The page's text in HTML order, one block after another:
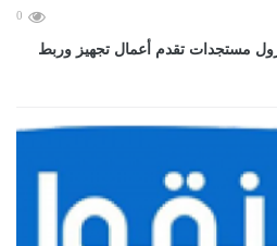
0
مستجدات تقدم أعمال تجهيز وربط